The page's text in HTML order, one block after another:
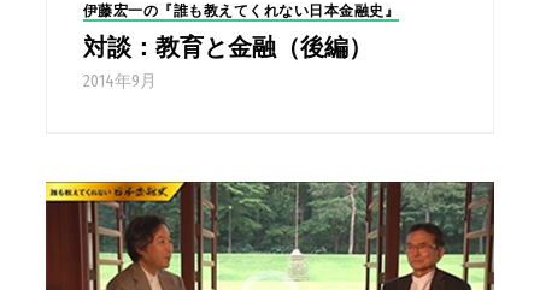
伊藤宏一の『誰も教えてくれない日本金融史』
対談：教育と金融（後編）
2014年9月